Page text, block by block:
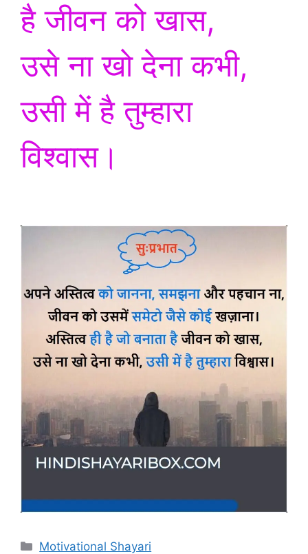
है जीवन को खास,
उसे ना खो देना कभी,
उसी में है तुम्हारा
विश्वास।
Categories
Motivational Shayari